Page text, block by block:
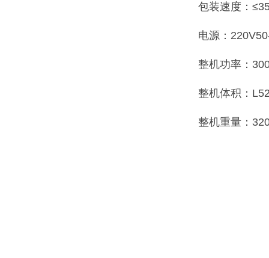
包装速度：
电源：
整机功率：
整机体积：
整机重量：